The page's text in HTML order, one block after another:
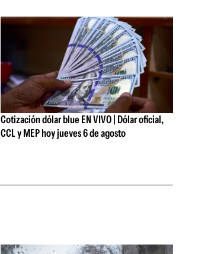
Cotización dólar blue EN VIVO | Dólar oficial,
CCL y MEP hoy jueves 6 de agosto